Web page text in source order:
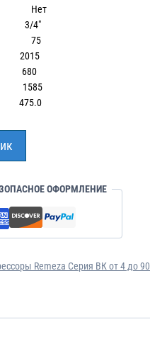
Нет
3/4″
75
680
ОФОРМЛЕНИЕ
Remeza Серия ВК от 4 до